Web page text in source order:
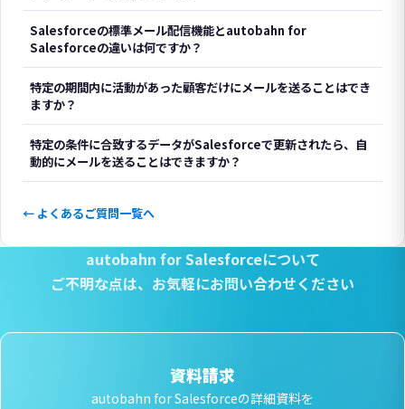
Salesforceの標準メール配信機能とautobahn for
Salesforceの違いは何ですか？
特定の期間内に活動があった顧客だけにメールを送ることはでき
ますか？
特定の条件に合致するデータがSalesforceで更新されたら、自
動的にメールを送ることはできますか？
← よくあるご質問一覧へ
autobahn for Salesforceについて
ご不明な点は、 お気軽にお問い合わせください
資料請求
autobahn for Salesforceの詳細資料を